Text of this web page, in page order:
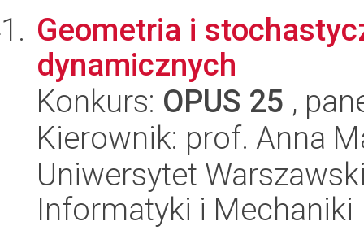
Geometria i
dynamicznych
Konkurs: OPUS 25 ,
Kierownik: prof. Anna
Uniwersytet
Informatyki i Mechaniki